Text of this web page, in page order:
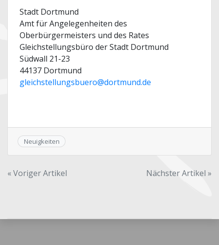
Stadt Dortmund
Amt für Angelegenheiten des
Oberbürgermeisters und des Rates
Gleichstellungsbüro der Stadt Dortmund
Südwall 21-23
44137 Dortmund
gleichstellungsbuero@dortmund.de
Neuigkeiten
Beitragsnavigation
« Voriger Artikel Nächster Artikel »